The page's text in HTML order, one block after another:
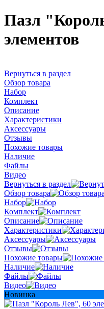
Пазл
элементов
Вернуться в раздел
Обзор товара
Набор
Комплект
Описание
Характеристики
Аксессуары
Отзывы
Похожие товары
Наличие
Файлы
Видео
Вернуться в раздел
Обзор товара
Набор
Комплект
Описание
Характеристики
Аксессуары
Отзывы
Похожие товары
Наличие
Файлы
Видео
Новинка